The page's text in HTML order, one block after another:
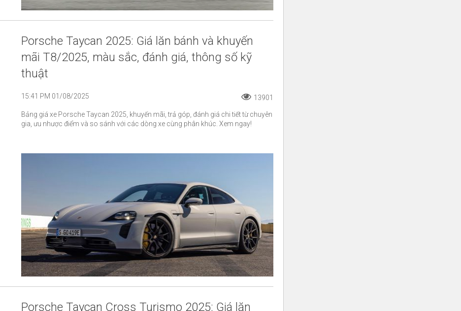
Porsche Taycan 2025: Giá lăn bánh và khuyến
mãi T8/2025, màu sắc, đánh giá, thông số kỹ
thuật
15:41 PM 01/08/2025 13901
Bảng giá xe Porsche Taycan 2025, khuyến mãi, trả góp, đánh giá chi tiết từ chuyên
gia, ưu nhược điểm và so sánh với các dòng xe cùng phân khúc. Xem ngay!
Porsche Taycan Cross Turismo 2025: Giá lăn